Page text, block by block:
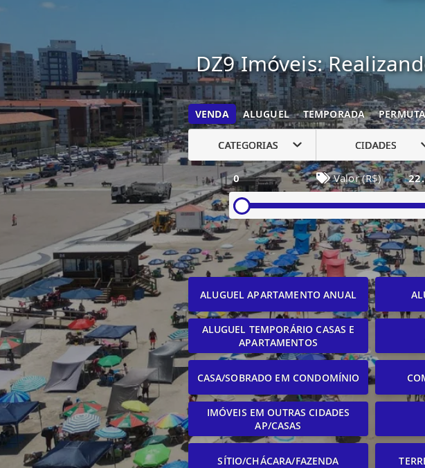
DZ9 Imóveis:
VENDA ALUGUEL TEMPORADA
CATEGORIAS CIDADES
0 Valor (R$)
ALUGUEL APARTAMENTO ANUAL
ALUGUEL TEMPORÁRIO CASAS E
APARTAMENTOS
CASA/SOBRADO EM CONDOMÍNIO
IMÓVEIS EM OUTRAS CIDADES
AP/CASAS
SÍTIO/CHÁCARA/FAZENDA